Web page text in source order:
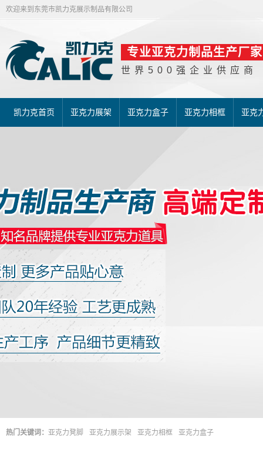
欢迎来到东莞市凯力克展示制品有限公司
专业亚克力制品生产厂家
世界500强企业供应商
凯力克首页 亚克力展架 亚克力盒子 亚克力相框 亚克
热门关键词： 亚克力凳脚 亚克力展示架 亚克力相框 亚克力盒子